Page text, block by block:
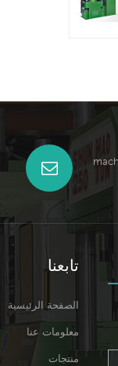
تابعنا
الصفحة الرئيسية
معلومات عنا
منتجات